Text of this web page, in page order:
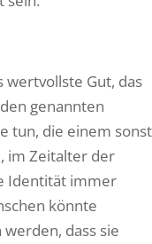
wertvollste Gut, das
genannten
tun, die einem sonst
im Zeitalter der
Identität immer
könnte
dass sie